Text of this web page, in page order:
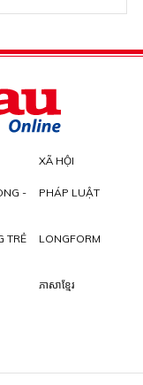
XÃ HỘI
-
PHÁP LUẬT
TRẺ LONGFORM
ភាសាខ្មែរ